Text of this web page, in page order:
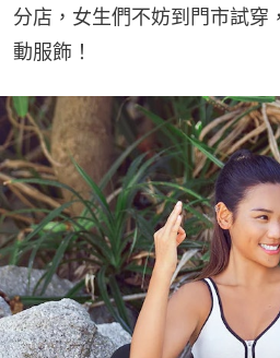
分店，女生們不妨到門市試穿
動服飾！